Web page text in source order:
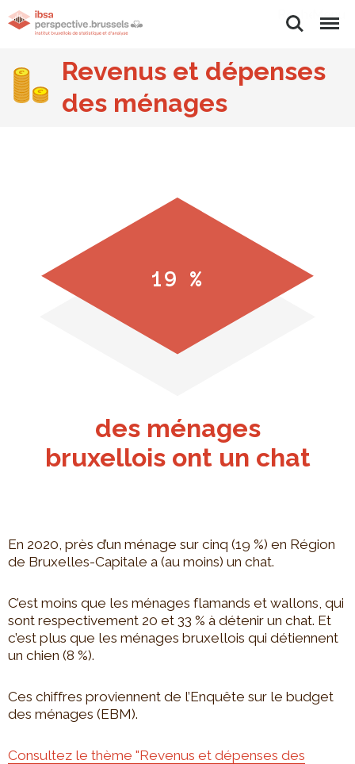
Rechercher
Menu
Revenus et dépenses
des ménages
19 %
des ménages
bruxellois ont un chat
En 2020, près d’un ménage sur cinq (19 %) en Région
de Bruxelles-Capitale a (au moins) un chat.
C’est moins que les ménages flamands et wallons, qui
sont respectivement 20 et 33 % à détenir un chat. Et
c’est plus que les ménages bruxellois qui détiennent
un chien (8 %).
Ces chiffres proviennent de l’Enquête sur le budget
des ménages (EBM).
Consultez le thème "Revenus et dépenses des